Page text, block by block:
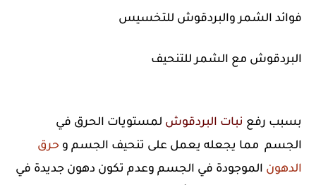
فوائد الشمر والبردقوش للتخسيس
البردقوش مع الشمر للتنحيف
بسبب رفع نبات البردقوش لمستويات الحرق في
الجسم مما يجعله يعمل على تنحيف الجسم و حرق
الدهون الموجودة في الجسم وعدم تكون دهون جديدة في